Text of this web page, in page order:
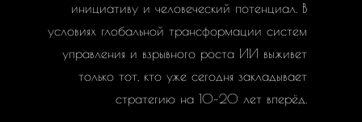
инициативу и человеческий потенциал. В
условиях глобальной трансформации систем
управления и взрывного роста ИИ выживет
только тот, кто уже сегодня закладывает
стратегию на 10–20 лет вперёд.